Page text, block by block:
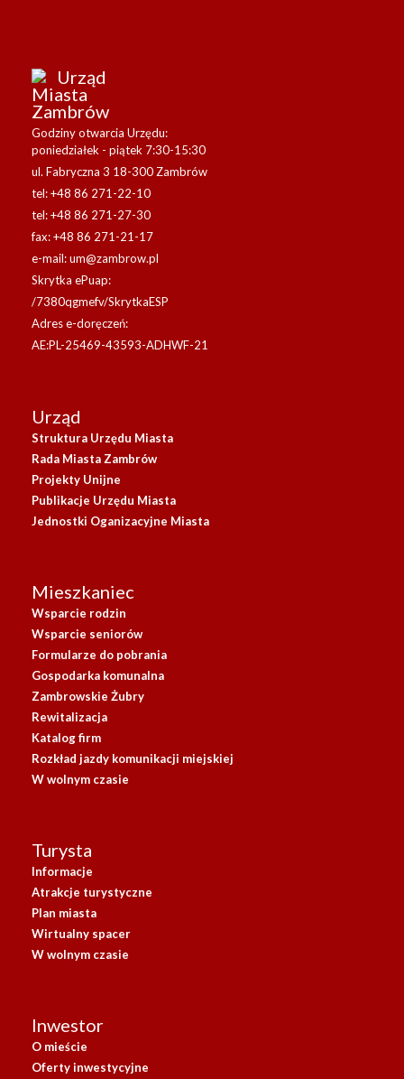
Urząd
Miasta
Zambrów
Godziny otwarcia Urzędu:
poniedziałek - piątek 7:30-15:30
ul. Fabryczna 3 18-300 Zambrów
tel: +48 86 271-22-10
tel: +48 86 271-27-30
fax: +48 86 271-21-17
e-mail:um@zambrow.pl
Skrytka ePuap:
/7380qgmefv/SkrytkaESP
Adres e-doręczeń:
AE:PL-25469-43593-ADHWF-21
Urząd
Struktura Urzędu Miasta
Rada Miasta Zambrów
Projekty Unijne
Publikacje Urzędu Miasta
Jednostki Oganizacyjne Miasta
Mieszkaniec
Wsparcie rodzin
Wsparcie seniorów
Formularze do pobrania
Gospodarka komunalna
Zambrowskie Żubry
Rewitalizacja
Katalog firm
Rozkład jazdy komunikacji miejskiej
W wolnym czasie
Turysta
Informacje
Atrakcje turystyczne
Plan miasta
Wirtualny spacer
W wolnym czasie
Inwestor
O mieście
Oferty inwestycyjne